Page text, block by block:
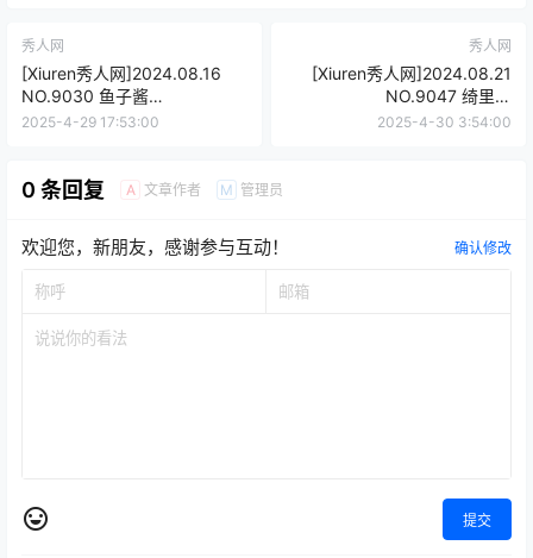
秀人网
[Xiuren秀人网]2024.08.16
NO.9030 鱼子酱
Fish[80+1P/639MB]
2025-4-29 17:53:00
秀人网
[Xiuren秀人网]2024.08.21
NO.9047 绮里嘉
ula[67+1P/605MB]
2025-4-30 3:54:00
0 条回复 A 文章作者 M 管理员
欢迎您，新朋友，感谢参与互动！ 确认修改
提交